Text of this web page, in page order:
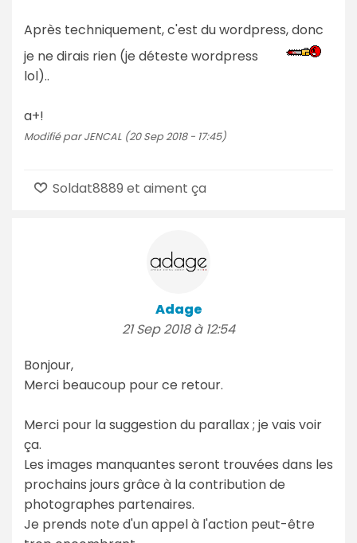
Après techniquement, c'est du wordpress, donc
je ne dirais rien (je déteste wordpress
lol)..
a+!
Modifié par JENCAL (20 Sep 2018 - 17:45)
Soldat8889 et aiment ça
Adage
21 Sep 2018 à 12:54
Bonjour,
Merci beaucoup pour ce retour.
Merci pour la suggestion du parallax ; je vais voir
ça.
Les images manquantes seront trouvées dans les
prochains jours grâce à la contribution de
photographes partenaires.
Je prends note d'un appel à l'action peut-être